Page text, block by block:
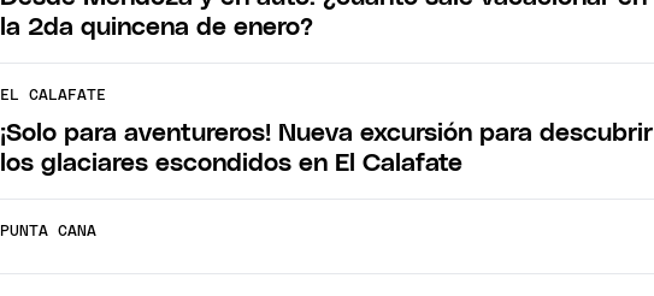
la 2da quincena de enero?
EL CALAFATE
¡Solo para aventureros! Nueva excursión para descubrir
los glaciares escondidos en El Calafate
PUNTA CANA